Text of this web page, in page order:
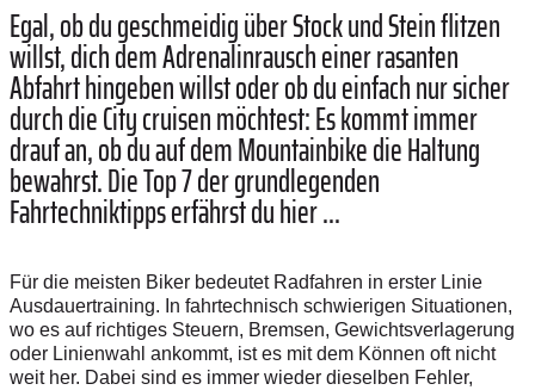
Egal, ob du geschmeidig über Stock und Stein flitzen
willst, dich dem Adrenalinrausch einer rasanten
Abfahrt hingeben willst oder ob du einfach nur sicher
durch die City cruisen möchtest: Es kommt immer
drauf an, ob du auf dem Mountainbike die Haltung
bewahrst. Die Top 7 der grundlegenden
Fahrtechniktipps erfährst du hier ...
Für die meisten Biker bedeutet Radfahren in erster Linie
Ausdauertraining. In fahrtechnisch schwierigen Situationen,
wo es auf richtiges Steuern, Bremsen, Gewichtsverlagerung
oder Linienwahl ankommt, ist es mit dem Können oft nicht
weit her. Dabei sind es immer wieder dieselben Fehler,